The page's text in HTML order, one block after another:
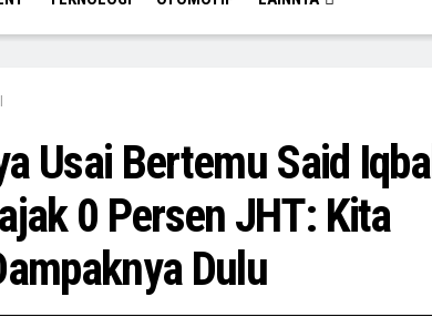
Usai Bertemu Said Iqbal
0 Persen JHT: Kita
Dulu